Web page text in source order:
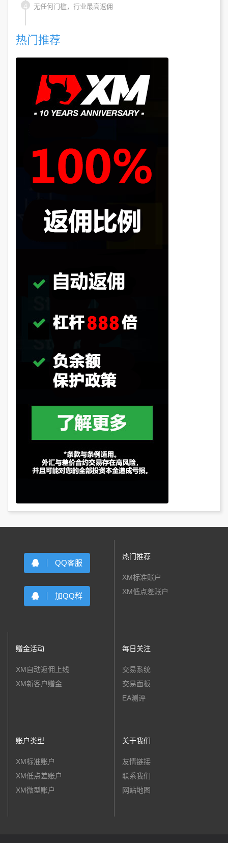
4 无任何门槛，行业最高返佣
热门推荐
QQ客服
加QQ群
热门推荐
XM标准账户
XM低点差账户
赠金活动
XM自动返佣上线
XM新客户赠金
每日关注
交易系统
交易面板
EA测评
账户类型
XM标准账户
XM低点差账户
XM微型账户
关于我们
友情链接
联系我们
网站地图